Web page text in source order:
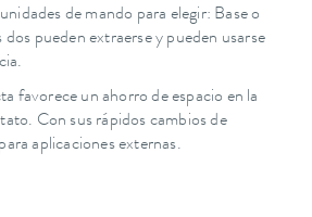
de mando para elegir: Base o
pueden extraerse y pueden usarse
favorece un ahorro de espacio en la
Con sus rápidos cambios de
aplicaciones externas.